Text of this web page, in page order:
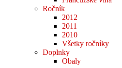
Ročník
2012
2011
2010
Všetky ročníky
Doplnky
Obaly